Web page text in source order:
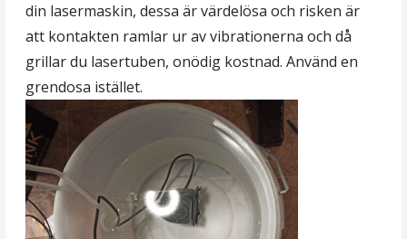
din lasermaskin, dessa är värdelösa och risken är
att kontakten ramlar ur av vibrationerna och då
grillar du lasertuben, onödig kostnad. Använd en
grendosa istället.